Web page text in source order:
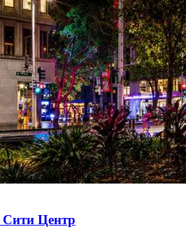
Центр